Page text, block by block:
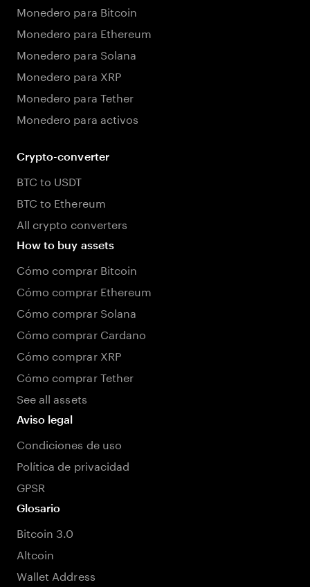
Monedero para Bitcoin
Monedero para Ethereum
Monedero para Solana
Monedero para XRP
Monedero para Tether
Monedero para activos
Crypto-converter
BTC to USDT
BTC to Ethereum
All crypto converters
How to buy assets
Cómo comprar Bitcoin
Cómo comprar Ethereum
Cómo comprar Solana
Cómo comprar Cardano
Cómo comprar XRP
Cómo comprar Tether
See all assets
Aviso legal
Condiciones de uso
Política de privacidad
GPSR
Glosario
Bitcoin 3.0
Altcoin
Wallet Address